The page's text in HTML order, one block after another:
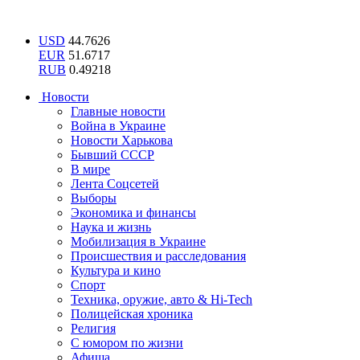
USD 44.7626
EUR 51.6717
RUB 0.49218
Новости
Главные новости
Война в Украине
Новости Харькова
Бывший СССР
В мире
Лента Соцсетей
Выборы
Экономика и финансы
Наука и жизнь
Мобилизация в Украине
Происшествия и расследования
Культура и кино
Спорт
Техника, оружие, авто & Hi-Tech
Полицейская хроника
Религия
С юмором по жизни
Афиша